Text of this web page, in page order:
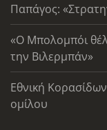
Παπάγος:
«Ο Μπολομπόι
την Βιλερμπάν»
Εθνική
ομίλου